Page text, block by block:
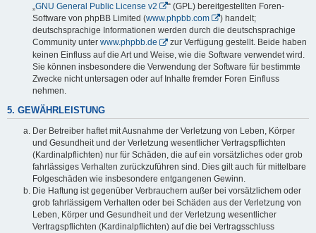
GNU General Public License v2
“ (GPL) bereitgestellten Foren-
Software von phpBB Limited (www.phpbb.com
) handelt;
deutschsprachige Informationen werden durch die deutschsprachige
Community unter www.phpbb.de
zur Verfügung gestellt. Beide haben
keinen Einfluss auf die Art und Weise, wie die Software verwendet wird.
Sie können insbesondere die Verwendung der Software für bestimmte
Zwecke nicht untersagen oder auf Inhalte fremder Foren Einfluss
nehmen.
5. GEWÄHRLEISTUNG
Der Betreiber haftet mit Ausnahme der Verletzung von Leben, Körper
und Gesundheit und der Verletzung wesentlicher Vertragspflichten
(Kardinalpflichten) nur für Schäden, die auf ein vorsätzliches oder grob
fahrlässiges Verhalten zurückzuführen sind. Dies gilt auch für mittelbare
Folgeschäden wie insbesondere entgangenen Gewinn.
Die Haftung ist gegenüber Verbrauchern außer bei vorsätzlichem oder
grob fahrlässigem Verhalten oder bei Schäden aus der Verletzung von
Leben, Körper und Gesundheit und der Verletzung wesentlicher
Vertragspflichten (Kardinalpflichten) auf die bei Vertragsschluss